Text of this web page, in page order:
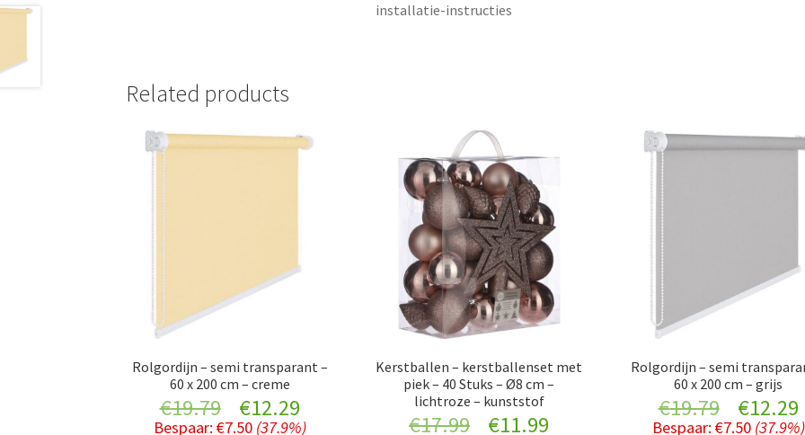
installatie-instructies
Related products
Rolgordijn – semi transparant –
60 x 200 cm – creme
€19.79
Original
€12.29Current
Bespaar: €7.50 (37.9%)
Kerstballen – kerstballenset met
piek – 40 Stuks – Ø8 cm –
lichtroze – kunststof
€17.99 Original
€11.99
Rolgordijn – semi
60 x 200 cm – grijs
€19.79
Original
€12.29
Bespaar: €7.50 (37.9%)